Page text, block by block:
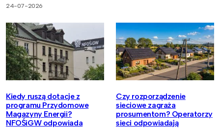
24-07-2026
Kiedy ruszą dotacje z
programu Przydomowe
Magazyny Energii?
NFOŚiGW odpowiada
Czy rozporządzenie
sieciowe zagraża
prosumentom? Operatorzy
sieci odpowiadają